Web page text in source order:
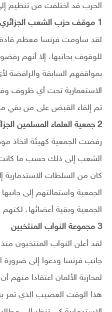
الحرب قد اختلفت من تنظيم
1 موقف حزب الشعب الجزائري
لقد ساومت فرنسا معظم
للوقوف بجانبها، إلا أنهم
بمواقفهم السابقة والرافضة
الاستعمارية تحت أي ظروف
تم إلقاء القبض على من بقي
2 جمعية العلماء المسلمين
رفضت الجمعية كهيئة اتخاذ
الشعب إلى ذلك حسب ما كانت
كان من السلطات
الجمعية واستمالتهم إلى
الجمعية وبقية أعضائها،
3 مجموعة النواب المنتخبين
لقد أعلن النواب المنتخبون
جانب فرنسا ودعوا إلى
لمحاربة الألمان اعتقادا منهم
هذا الوقت العصيب الذي تمر